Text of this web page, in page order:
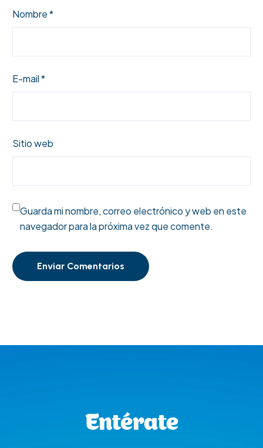
Nombre *
E-mail *
Sitio web
Guarda mi nombre, correo electrónico y web en este
navegador para la próxima vez que comente.
Enviar Comentarios
Entérate